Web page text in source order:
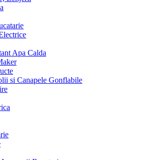
Apa Calda
si Canapele Gonflabile